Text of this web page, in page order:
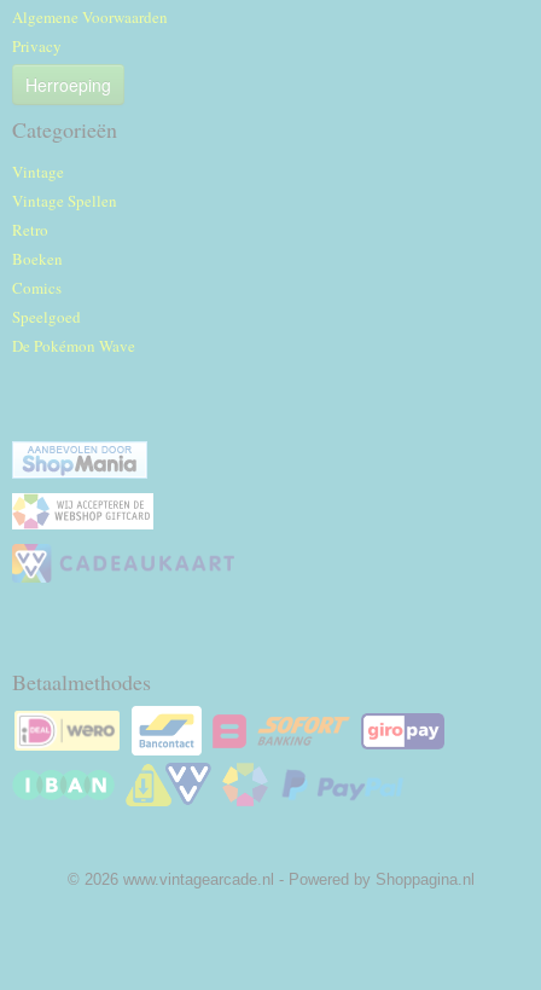
Algemene Voorwaarden
Privacy
Herroeping
Categorieën
Vintage
Vintage Spellen
Retro
Boeken
Comics
Speelgoed
De Pokémon Wave
Betaalmethodes
© 2026 www.vintagearcade.nl - Powered by Shoppagina.nl